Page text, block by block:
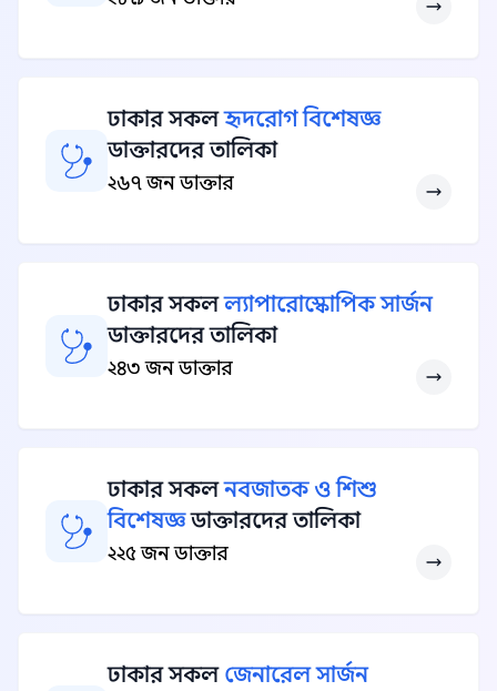
ঢাকার সকলহৃদরোগ বিশেষজ্ঞ
ডাক্তারদের তালিকা
২৬৭ জন ডাক্তার
ঢাকার সকলল্যাপারোস্কোপিক সার্জন
ডাক্তারদের তালিকা
২৪৩ জন ডাক্তার
ঢাকার সকলনবজাতক ও শিশু
বিশেষজ্ঞডাক্তারদের তালিকা
২২৫ জন ডাক্তার
ঢাকার সকল জেনারেল সার্জন